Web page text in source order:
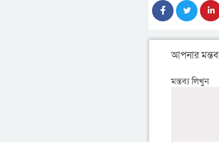
আপনার
মন্তব্য লিখুন